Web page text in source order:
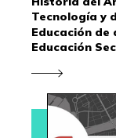
Tecnología y
Educación de
Educación